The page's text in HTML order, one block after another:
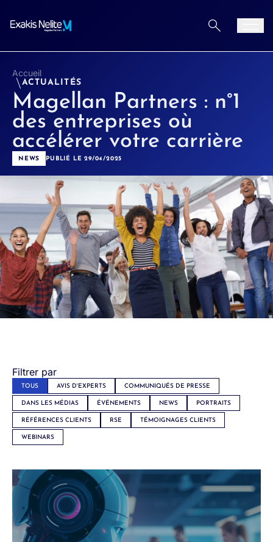
Accueil
ACTUALITÉS
Magellan Partners : n°1
des entreprises où
accélérer votre carrière
NEWS PUBLIÉ LE 29/04/2025
Filtrer par
TOUS AVIS D'EXPERTS COMMUNIQUÉS DE PRESSE
DANS LES MÉDIAS ÉVÉNEMENTS NEWS PORTRAITS
RÉFÉRENCES CLIENTS RSE TÉMOIGNAGES CLIENTS
WEBINARS